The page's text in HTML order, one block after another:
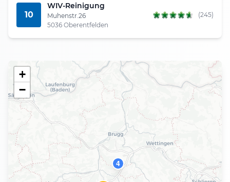
10
WIV-Reinigung
Muhenstr.26
5036 Oberentfelden
(245)
4
+
−